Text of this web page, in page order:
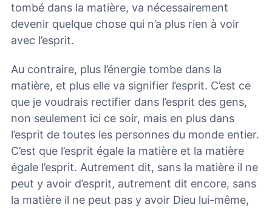
tombé dans la matière, va nécessairement
devenir quelque chose qui n’a plus rien à voir
avec l’esprit.
Au contraire, plus l’énergie tombe dans la
matière, et plus elle va signifier l’esprit. C’est ce
que je voudrais rectifier dans l’esprit des gens,
non seulement ici ce soir, mais en plus dans
l’esprit de toutes les personnes du monde entier.
C’est que l’esprit égale la matière et la matière
égale l’esprit. Autrement dit, sans la matière il ne
peut y avoir d’esprit, autrement dit encore, sans
la matière il ne peut pas y avoir Dieu lui-même,